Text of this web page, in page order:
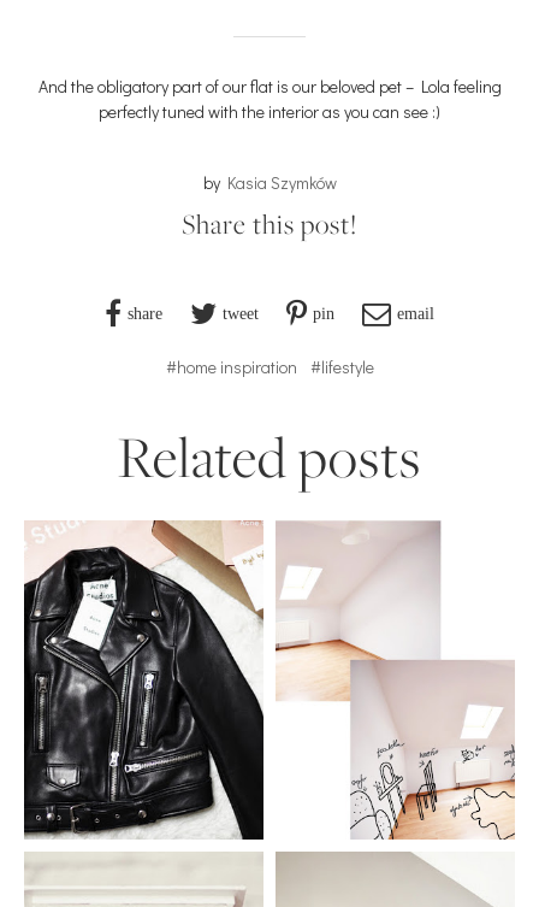
And the obligatory part of our flat is our beloved pet – Lola feeling
perfectly tuned with the interior as you can see :)
by Kasia Szymków
Share this post!
share tweet pin email
#home inspiration #lifestyle
Related posts